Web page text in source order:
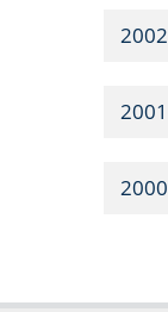
2002
2001
2000